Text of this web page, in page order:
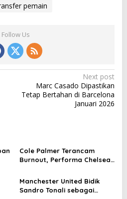
pemain
Follow Us
Next post
Marc Casado Dipastikan
Tetap Bertahan di Barcelona
Januari 2026
Cole Palmer Terancam
Burnout, Performa Chelsea
Manchester United Bidik
Sandro Tonali sebagai